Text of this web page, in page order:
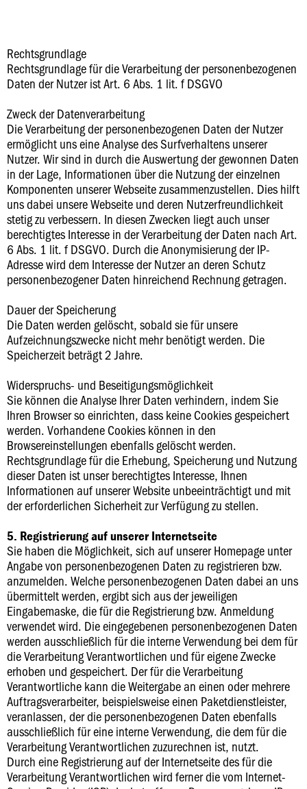
Rechtsgrundlage
Rechtsgrundlage für die Verarbeitung der personenbezogenen
Daten der Nutzer ist Art. 6 Abs. 1 lit. f DSGVO
Zweck der Datenverarbeitung
Die Verarbeitung der personenbezogenen Daten der Nutzer
ermöglicht uns eine Analyse des Surfverhaltens unserer
Nutzer. Wir sind in durch die Auswertung der gewonnen Daten
in der Lage, Informationen über die Nutzung der einzelnen
Komponenten unserer Webseite zusammenzustellen. Dies hilft
uns dabei unsere Webseite und deren Nutzerfreundlichkeit
stetig zu verbessern. In diesen Zwecken liegt auch unser
berechtigtes Interesse in der Verarbeitung der Daten nach Art.
6 Abs. 1 lit. f DSGVO. Durch die Anonymisierung der IP-
Adresse wird dem Interesse der Nutzer an deren Schutz
personenbezogener Daten hinreichend Rechnung getragen.
Dauer der Speicherung
Die Daten werden gelöscht, sobald sie für unsere
Aufzeichnungszwecke nicht mehr benötigt werden. Die
Speicherzeit beträgt 2 Jahre.
Widerspruchs- und Beseitigungsmöglichkeit
Sie können die Analyse Ihrer Daten verhindern, indem Sie
Ihren Browser so einrichten, dass keine Cookies gespeichert
werden. Vorhandene Cookies können in den
Browsereinstellungen ebenfalls gelöscht werden.
Rechtsgrundlage für die Erhebung, Speicherung und Nutzung
dieser Daten ist unser berechtigtes Interesse, Ihnen
Informationen auf unserer Website unbeeinträchtigt und mit
der erforderlichen Sicherheit zur Verfügung zu stellen.
5. Registrierung auf unserer Internetseite
Sie haben die Möglichkeit, sich auf unserer Homepage unter
Angabe von personenbezogenen Daten zu registrieren bzw.
anzumelden. Welche personenbezogenen Daten dabei an uns
übermittelt werden, ergibt sich aus der jeweiligen
Eingabemaske, die für die Registrierung bzw. Anmeldung
verwendet wird. Die eingegebenen personenbezogenen Daten
werden ausschließlich für die interne Verwendung bei dem für
die Verarbeitung Verantwortlichen und für eigene Zwecke
erhoben und gespeichert. Der für die Verarbeitung
Verantwortliche kann die Weitergabe an einen oder mehrere
Auftragsverarbeiter, beispielsweise einen Paketdienstleister,
veranlassen, der die personenbezogenen Daten ebenfalls
ausschließlich für eine interne Verwendung, die dem für die
Verarbeitung Verantwortlichen zuzurechnen ist, nutzt.
Durch eine Registrierung auf der Internetseite des für die
Verarbeitung Verantwortlichen wird ferner die vom Internet-